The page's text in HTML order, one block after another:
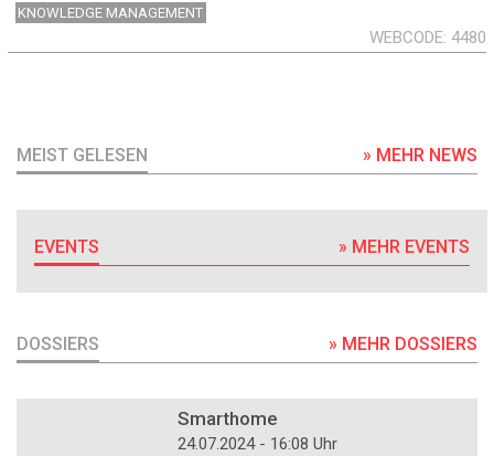
KNOWLEDGE MANAGEMENT
WEBCODE 4480
MEIST GELESEN » MEHR NEWS
EVENTS » MEHR EVENTS
DOSSIERS » MEHR DOSSIERS
Smarthome
24.07.2024 - 16:08 Uhr